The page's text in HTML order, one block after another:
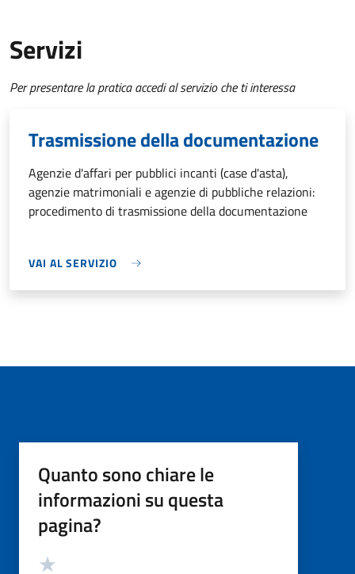
Servizi
Per presentare la pratica accedi al servizio che ti interessa
Trasmissione della documentazione
Agenzie d'affari per pubblici incanti (case d'asta),
agenzie matrimoniali e agenzie di pubbliche relazioni:
procedimento di trasmissione della documentazione
VAI AL SERVIZIO
Quanto sono chiare le
informazioni su questa
pagina?
Valutazione